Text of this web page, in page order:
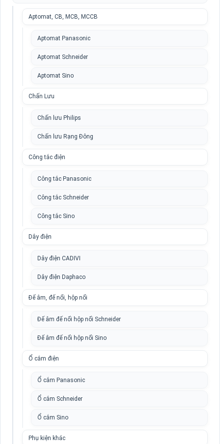
Aptomat, CB, MCB, MCCB
Aptomat Panasonic
Aptomat Schneider
Aptomat Sino
Chấn Lưu
Chấn lưu Philips
Chấn lưu Rạng Đông
Công tắc điện
Công tắc Panasonic
Công tắc Schneider
Công tắc Sino
Dây điện
Dây điện CADIVI
Dây điện Daphaco
Đế âm, đế nổi, hộp nổi
Đế âm đế nổi hộp nổi Schneider
Đế âm đế nổi hộp nổi Sino
Ổ cắm điện
Ổ cắm Panasonic
Ổ cắm Schneider
Ổ cắm Sino
Phụ kiện khác